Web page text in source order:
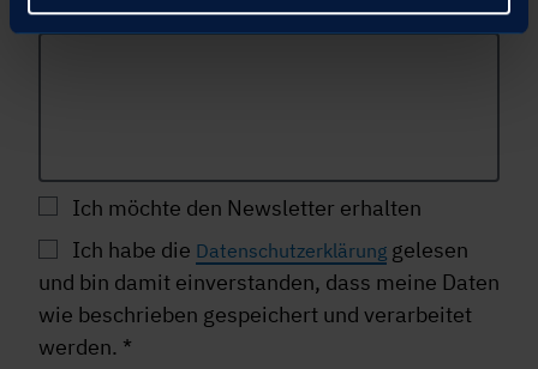
Ihre Nachricht
Ich möchte den Newsletter erhalten
Ich habe die Datenschutzerklärung gelesen
und bin damit einverstanden, dass meine Daten
wie beschrieben gespeichert und verarbeitet
werden. *